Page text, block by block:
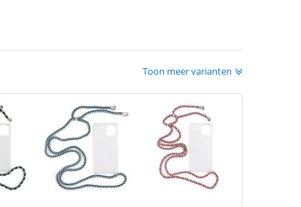
Toon meer varianten